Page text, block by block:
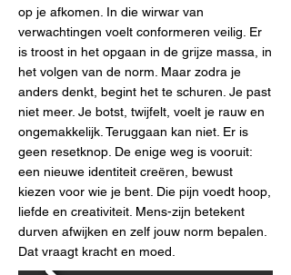
op je afkomen. In die wirwar van
verwachtingen voelt conformeren veilig. Er
is troost in het opgaan in de grijze massa, in
het volgen van de norm. Maar zodra je
anders denkt, begint het te schuren. Je past
niet meer. Je botst, twijfelt, voelt je rauw en
ongemakkelijk. Teruggaan kan niet. Er is
geen resetknop. De enige weg is vooruit:
een nieuwe identiteit creëren, bewust
kiezen voor wie je bent. Die pijn voedt hoop,
liefde en creativiteit. Mens-zijn betekent
durven afwijken en zelf jouw norm bepalen.
Dat vraagt kracht en moed.